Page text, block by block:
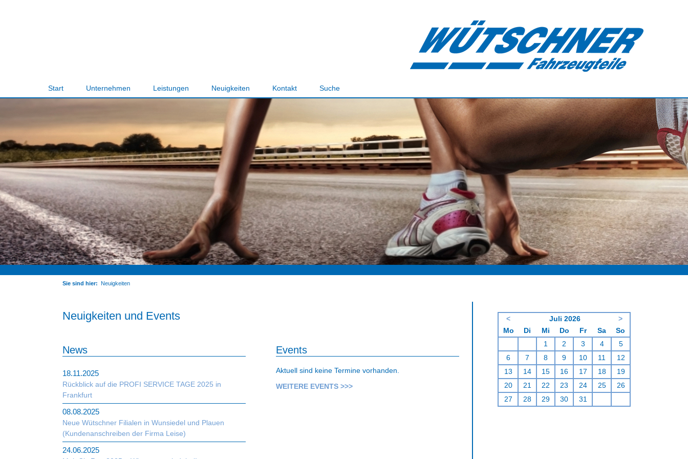
überspringen
Start Unternehmen Leistungen Neuigkeiten Kontakt Suche
Sie sind hier: Neuigkeiten
Neuigkeiten und Events
News
18.11.2025
Rückblick auf die PROFI SERVICE TAGE 2025 in
Frankfurt
08.08.2025
Neue Wütschner Filialen in Wunsiedel und Plauen
(Kundenanschreiben der Firma Leise)
24.06.2025
Events
Aktuell sind keine Termine vorhanden.
WEITERE EVENTS >>>
< Juli 2026
>
Montag
Di enstag
Mi ttwoch
Donnerstag
Freitag
Sa mstag
So
1
2 3 4
5
6
7 8 9 10 11
12
13
14 15 16 17 18
19
20
21 22 23 24 25
26
27
28 29 30 31